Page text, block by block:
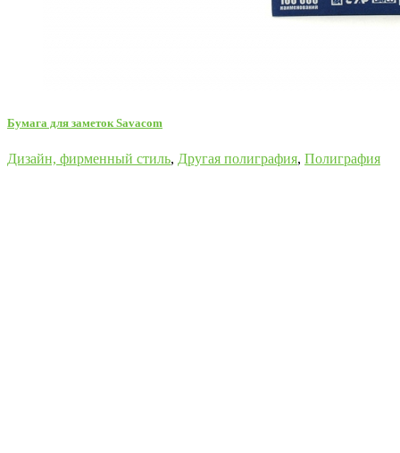
Бумага для заметок Savacom
Дизайн, фирменный стиль, Другая полиграфия, Полиграфия